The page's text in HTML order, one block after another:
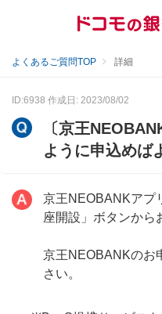
よくあるご質問TOP 詳細
ID:6938 作成日: 2023/08/02
〔京王
ように申込めば
京王NEOBANKアプ
座開設」ボタンから
京王NEOBANKのお
さい。